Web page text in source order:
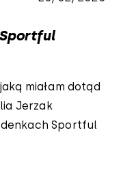
miałam dotąd
Jerzak
Sportful